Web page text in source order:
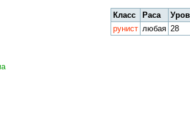
Класс Раса
рунист любая 28